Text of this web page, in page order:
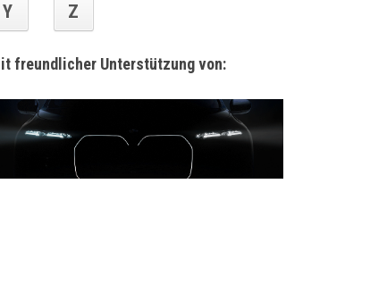
Y Z
freundlicher Unterstützung von: